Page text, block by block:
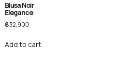
Blusa Noir
Elegance
₡32,900
Add to cart